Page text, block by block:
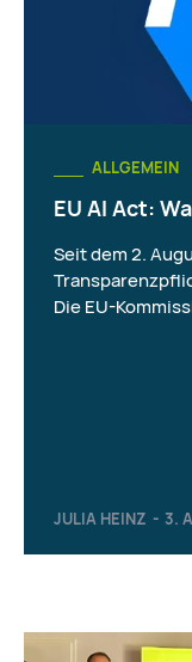
ALLGEMEIN
EU AI Act:
JULIA HEINZ - 3.
Seit dem 2.
Die EU-